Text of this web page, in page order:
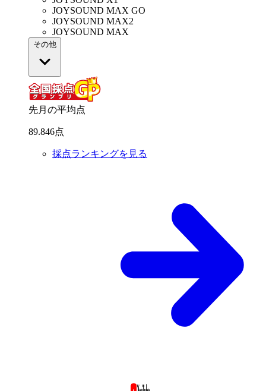
JOYSOUND MAX GO
JOYSOUND MAX2
JOYSOUND MAX
その他
先月の平均点
89.846点
採点ランキングを見る